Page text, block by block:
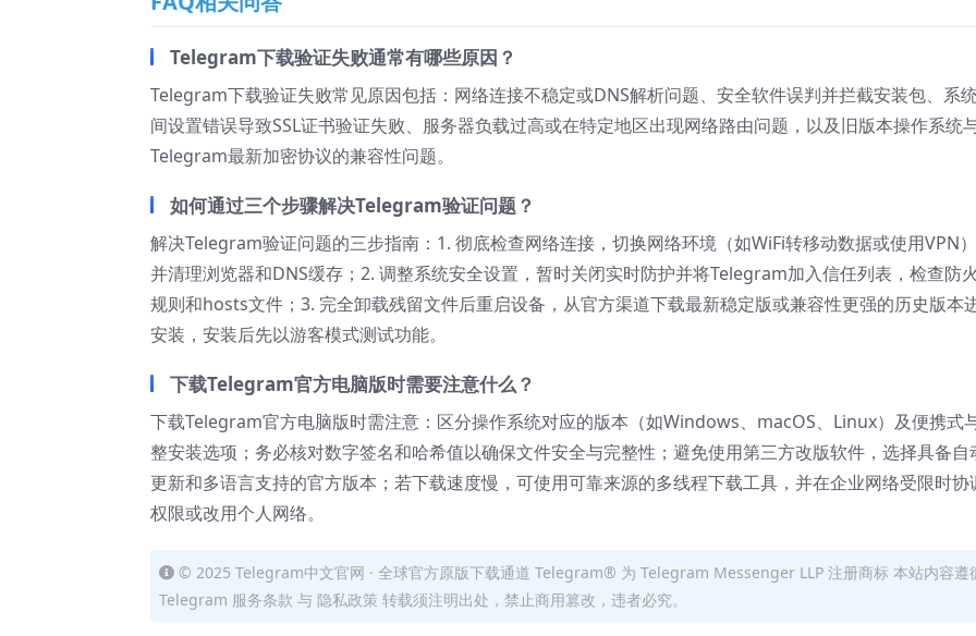
Telegram下载验证失败通常有哪些原因？
Telegram下载验证失败常见原因包括：网络连接不稳定或DNS解析问题、安全软件误判并拦截安装包、系
间设置错误导致SSL证书验证失败、服务器负载过高或在特定地区出现网络路由问题，以及旧版本操作系统
Telegram最新加密协议的兼容性问题。
如何通过三个步骤解决Telegram验证问题？
解决Telegram验证问题的三步指南：1. 彻底检查网络连接，切换网络环境（如WiFi转移动数据或使用VPN）
并清理浏览器和DNS缓存；2. 调整系统安全设置，暂时关闭实时防护并将Telegram加入信任列表，检查防
规则和hosts文件；3. 完全卸载残留文件后重启设备，从官方渠道下载最新稳定版或兼容性更强的历史版本
安装，安装后先以游客模式测试功能。
下载Telegram官方电脑版时需要注意什么？
下载Telegram官方电脑版时需注意：区分操作系统对应的版本（如Windows、macOS、Linux）及便携式
整安装选项；务必核对数字签名和哈希值以确保文件安全与完整性；避免使用第三方改版软件，选择具备自
更新和多语言支持的官方版本；若下载速度慢，可使用可靠来源的多线程下载工具，并在企业网络受限时协
权限或改用个人网络。
© 2025 Telegram中文官网 · 全球官方原版下载通道 Telegram® 为 Telegram Messenger LLP 注册商标 本站内容遵
Telegram 服务条款 与 隐私政策 转载须注明出处，禁止商用篡改，违者必究。